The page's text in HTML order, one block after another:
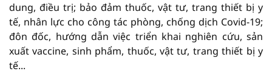
dung, điều trị; bảo đảm thuốc, vật tư, trang thiết bị y
tế, nhân lực cho công tác phòng, chống dịch Covid-19;
đôn đốc, hướng dẫn việc triển khai nghiên cứu, sản
xuất vaccine, sinh phẩm, thuốc, vật tư, trang thiết bị y
tế...